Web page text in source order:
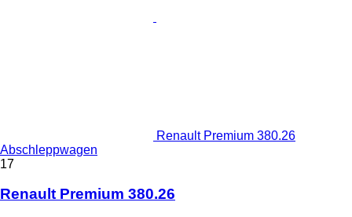
Renault Premium 380.26
Abschleppwagen
17
Renault Premium 380.26